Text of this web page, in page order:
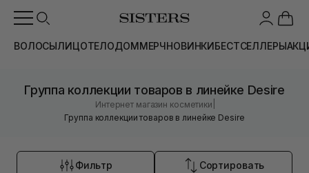
ВОЛОСЫЛИЦОТЕЛОДОММЕРЧНОВИНКИБЕСТСЕЛЛЕРЫ
Группа коллекции товаров в линейке Desire
Интернет магазин косметики
Группа коллекции товаров в линейке Desire
Фильтр Сортировать